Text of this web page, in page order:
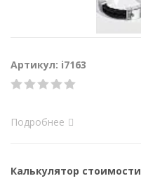
Артикул: i7163
Подробнее
Калькулятор стоимости